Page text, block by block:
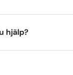
hjälp?